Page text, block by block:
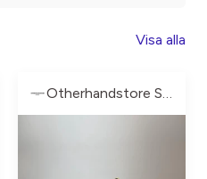
Visa alla
Otherhandstore Sweden